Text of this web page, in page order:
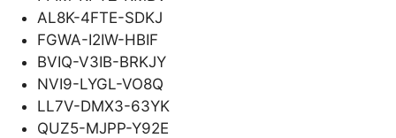
AL8K-4FTE-SDKJ
FGWA-I2IW-HBIF
BVIQ-V3IB-BRKJY
NVI9-LYGL-VO8Q
LL7V-DMX3-63YK
QUZ5-MJPP-Y92E